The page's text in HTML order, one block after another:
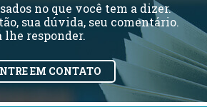
no que você tem a dizer.
sua dúvida, seu comentário.
lhe responder.
EM CONTATO